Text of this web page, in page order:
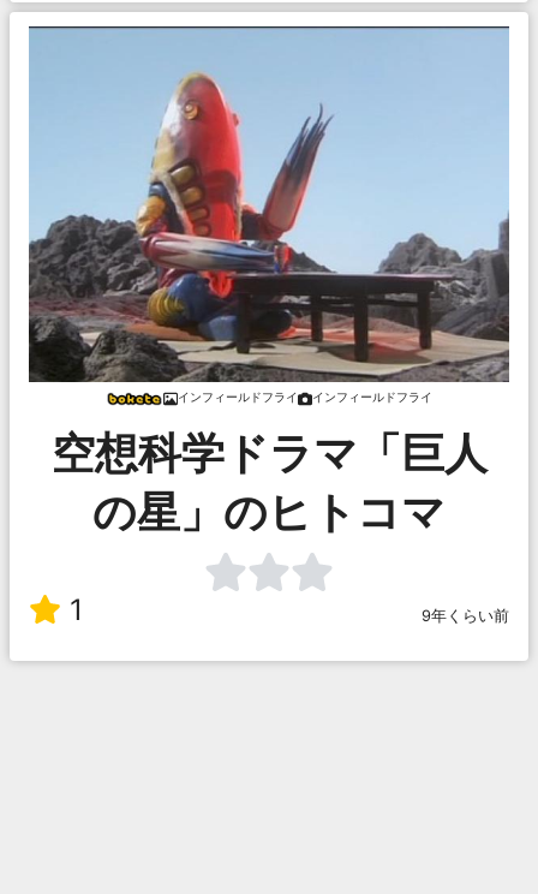
インフィールドフライ インフィールドフライ
空想科学ドラマ「巨人
の星」のヒトコマ
1 9年くらい前